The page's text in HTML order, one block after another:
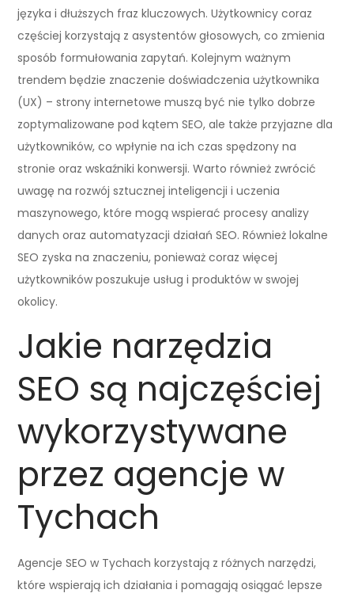
języka i dłuższych fraz kluczowych. Użytkownicy coraz
częściej korzystają z asystentów głosowych, co zmienia
sposób formułowania zapytań. Kolejnym ważnym
trendem będzie znaczenie doświadczenia użytkownika
(UX) – strony internetowe muszą być nie tylko dobrze
zoptymalizowane pod kątem SEO, ale także przyjazne dla
użytkowników, co wpłynie na ich czas spędzony na
stronie oraz wskaźniki konwersji. Warto również zwrócić
uwagę na rozwój sztucznej inteligencji i uczenia
maszynowego, które mogą wspierać procesy analizy
danych oraz automatyzacji działań SEO. Również lokalne
SEO zyska na znaczeniu, ponieważ coraz więcej
użytkowników poszukuje usług i produktów w swojej
okolicy.
Jakie narzędzia
SEO są najczęściej
wykorzystywane
przez agencje w
Tychach
Agencje SEO w Tychach korzystają z różnych narzędzi,
które wspierają ich działania i pomagają osiągać lepsze